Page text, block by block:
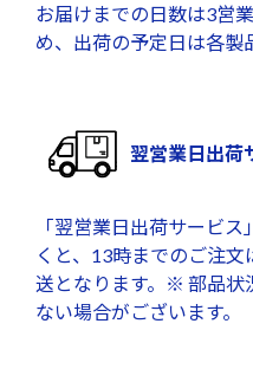
お届けまでの日数は3営
め、出荷の予定日は各製
翌営業日出荷
「翌営業日出荷サービ
くと、13時までのご注
送となります。※ 部品状
ない場合がございます。